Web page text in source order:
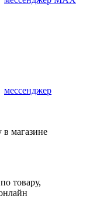
мессенджер
магазине
товару,